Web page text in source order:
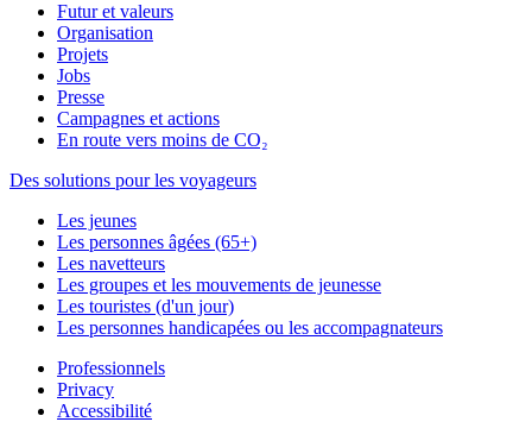
Futur et valeurs
Organisation
Projets
Jobs
Presse
Campagnes et actions
En route vers moins de CO₂
Des solutions pour les voyageurs
Les jeunes
Les personnes âgées (65+)
Les navetteurs
Les groupes et les mouvements de jeunesse
Les touristes (d'un jour)
Les personnes handicapées ou les accompagnateurs
Professionnels
Privacy
Accessibilité